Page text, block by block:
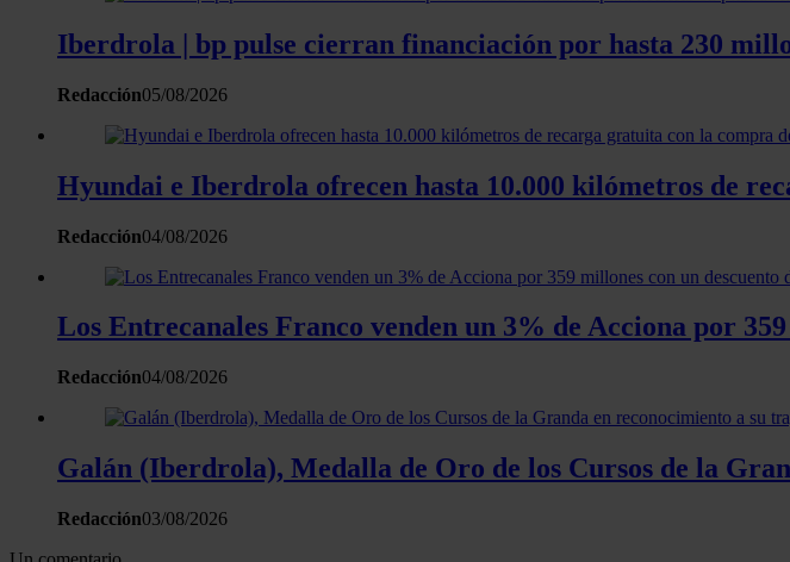
Iberdrola | bp pulse cierran financiación por hasta 230
Redacción05/08/2026
Hyundai e Iberdrola ofrecen hasta 10.000 kilómetros de
Redacción04/08/2026
Los Entrecanales Franco venden un 3% de Acciona por
Redacción04/08/2026
Galán (Iberdrola), Medalla de Oro de los Cursos de la
Redacción03/08/2026